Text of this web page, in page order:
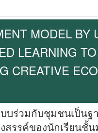
MODEL BY
LEARNING
CREATIVE
ร่วมกับชุมชนเป็นฐ
รรค์ของนักเรียนชั้